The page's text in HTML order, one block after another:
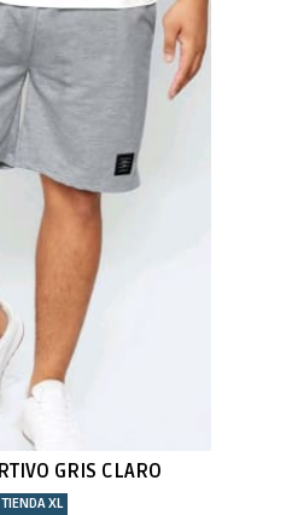
GRIS CLARO
XL